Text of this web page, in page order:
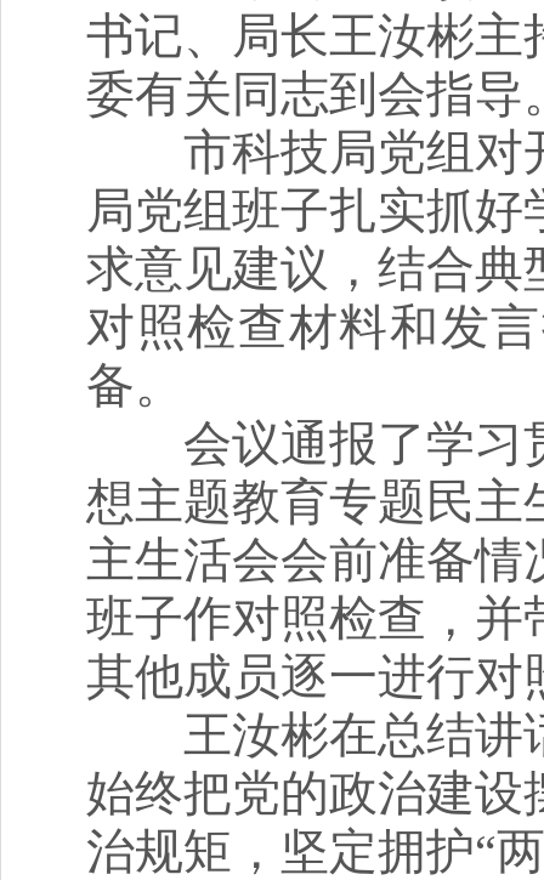
书记、局长王汝彬主
委有关同志到会指导
市科技局党组对
局党组班子扎实抓
求意见建议，结合典
对照检查材料和发
备。
会议通报了学习
想主题教育专题民
主生活会会前准备
班子作对照检查，并
其他成员逐一进行对
王汝彬在总结讲
始终把党的政治建
治规矩，坚定拥护“